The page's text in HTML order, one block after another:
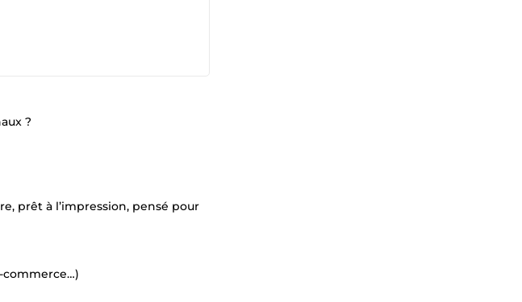
?
prêt à l’impression, pensé pour
commerce…)